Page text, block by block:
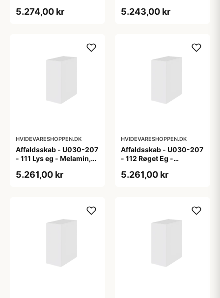
5.274,00 kr 5.243,00 kr
HVIDEVARESHOPPEN.DK
Affaldsskab - U030-207
- 111 Lys eg - Melamin,
5.261,00 kr
HVIDEVARESHOPPEN.DK
Affaldsskab - U030-207
- 112 Røget Eg -
5.261,00 kr